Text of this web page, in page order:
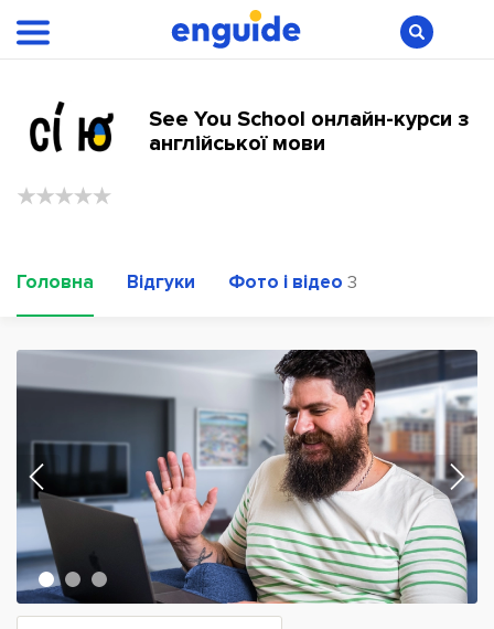
See You School онлайн-курси з
англійської мови
Головна Відгуки Фото і відео 3